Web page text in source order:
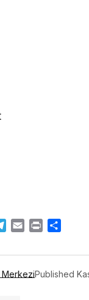
Telegram
Email Print
MerkeziPublished